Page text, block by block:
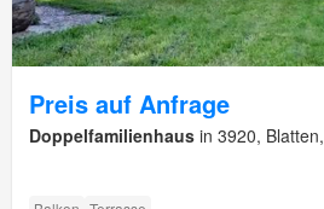
Preis auf Anfrage
Doppelfamilienhaus in 3920,